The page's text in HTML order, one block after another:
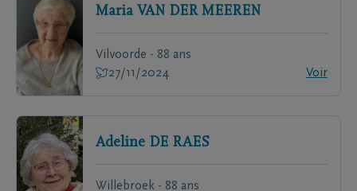
Maria VAN DER MEEREN
Vilvoorde - 88 ans
27/11/2024
Voir
Adeline DE RAES
Willebroek - 88 ans